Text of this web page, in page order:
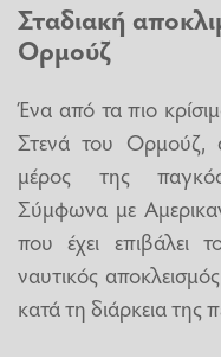
Σταδιακή
Ορμούζ
Ένα από τα πιο
Στενά του Ορμούζ,
μέρος της
Σύμφωνα με
που έχει επιβάλει
ναυτικός
κατά τη διάρκεια